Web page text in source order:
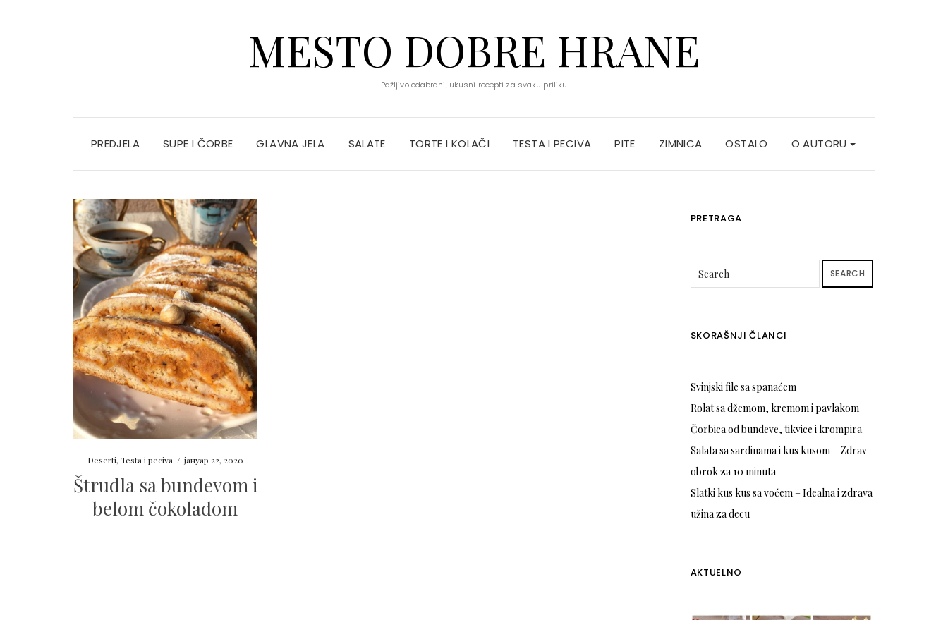
MESTO DOBRE HRANE
Pažljivo odabrani, ukusni recepti za svaku priliku
PREDJELA SUPE I ČORBE GLAVNA JELA SALATE TORTE I KOLAČI TESTA I PECIVA PITE ZIMNICA OSTALO O AUTORU
Deserti, Testa i peciva / јануар 22, 2020
Štrudla sa bundevom i
belom čokoladom
PRETRAGA
SEARCH
SKORAŠNJI ČLANCI
Svinjski file sa spanaćem
Rolat sa džemom, kremom i pavlakom
Čorbica od bundeve, tikvice i krompira
Salata sa sardinama i kus kusom – Zdrav
obrok za 10 minuta
Slatki kus kus sa voćem – Idealna i zdrava
užina za decu
AKTUELNO